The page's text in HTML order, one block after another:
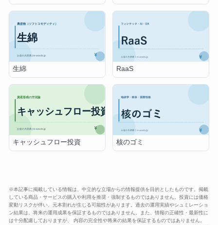
生綿 RaaS
キャッシュフロー投資 核のゴミ
※本記事に掲載している情報は、中立的な立場からの情報提供を目的としたものです。掲載
している商品・サービスの購入や利用を推奨・強制するものではありません。投資には価格
変動リスクが伴い、元本割れが生じる可能性があります。過去の運用実績やシュミレーショ
ン結果は、将来の運用成果を保証するものではありません。また、情報の正確性・最新性に
は十分配慮しておりますが、 内容の完全性や将来の結果を保証するものではありません。